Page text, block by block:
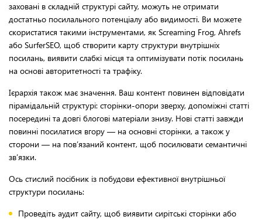
заховані в складній структурі сайту, можуть не отримати
достатньо посилального потенціалу або видимості. Ви можете
скористатися такими інструментами, як Screaming Frog, Ahrefs
або SurferSEO, щоб створити карту структури внутрішніх
посилань, виявити слабкі місця та оптимізувати потік посилань
на основі авторитетності та трафіку.
Ієрархія також має значення. Ваш контент повинен відповідати
пірамідальній структурі: сторінки-опори зверху, допоміжні статті
посередині та довгі блогові матеріали знизу. Нові статті завжди
повинні посилатися вгору — на основні сторінки, а також у
сторони — на пов’язаний контент, щоб посилювати семантичні
зв’язки.
Ось стислий посібник із побудови ефективної внутрішньої
структури посилань:
Проведіть аудит сайту, щоб виявити сирітські сторінки або